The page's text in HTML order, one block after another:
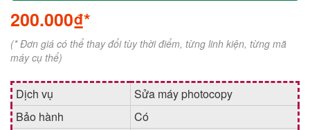
200.000₫*
(* Đơn giá có thể thay đổi tùy thời điểm, từng linh kiện, từng mã
máy cụ thể)
Dịch vụ
Sửa máy photocopy
Bảo hành
Có